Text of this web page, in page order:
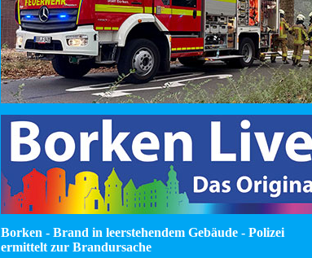
Borken - Brand in leerstehendem Gebäude - Polizei
ermittelt zur Brandursache